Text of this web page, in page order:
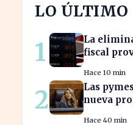
LO ÚLTIMO
1
La
fiscal
Hace 10 min
2
Las
nueva
Hace 40 min